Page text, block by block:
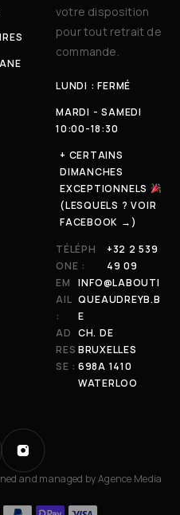
votre disposition
pour tout retrait de
commande.
LUNDI : FERMÉ
MARDI - SAMEDI
10:00-18:30
+ CERTAINS
DIMANCHES
EXCEPTIONNELS
(LESQUELS ? VOIR
FACEBOOK →)
TÉLÉPH
ONE :
+32 2 539
49 09
EM
AIL
:
INFO@LABOUTI
QUEAUDREYB.B
E
AD
RES
SE :
CH. DE
BRUXELLES
698A 1410
WATERLOO
and managed byAgence Media